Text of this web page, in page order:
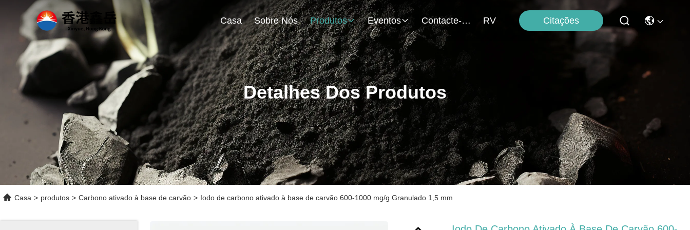
Casa Sobre Nós Produtos Eventos Contacte-Nos RV Citações
Detalhes Dos Produtos
Casa > produtos > Carbono ativado à base de carvão > Iodo de carbono ativado à base de carvão 600-1000 mg/g Granulado 1,5 mm